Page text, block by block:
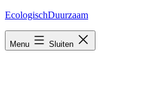
Ga
inhoud
EcologischDuurzaam
Menu Sluiten